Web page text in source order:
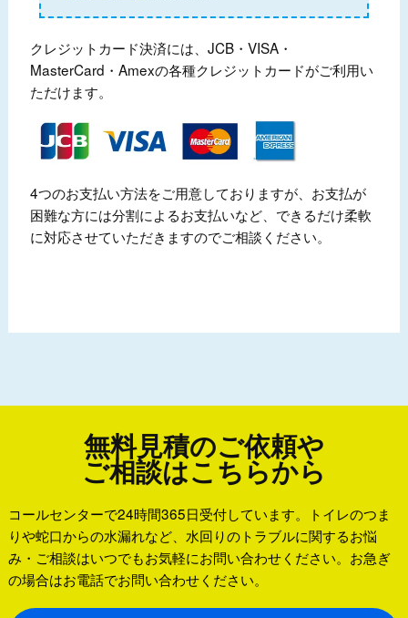
クレジットカード決済には、JCB・VISA・
MasterCard・Amexの各種クレジットカードがご利用い
ただけます。
4つのお支払い方法をご用意しておりますが、お支払が
困難な方には分割によるお支払いなど、できるだけ柔軟
に対応させていただきますのでご相談ください。
無料見積のご依頼や
ご相談はこちらから
コールセンターで24時間365日受付しています。トイレのつま
りや蛇口からの水漏れなど、水回りのトラブルに関するお悩
み・ご相談はいつでもお気軽にお問い合わせください。お急ぎ
の場合はお電話でお問い合わせください。